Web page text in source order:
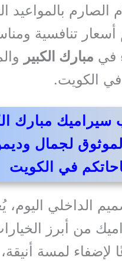
الصارم بالمواعيد
أسعار تنافسية
في مبارك الكبير
في الكويت.
سيراميك مبارك
لجمال
في الكويت
الداخلي اليوم،
من أبرز
لإضفاء لمسة أنيقة،